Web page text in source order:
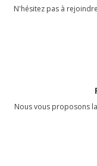
N'hésitez pas à
Nous vous proposons